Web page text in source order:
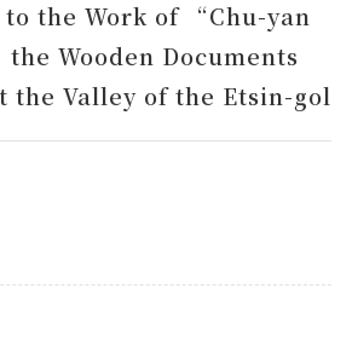
the Work of “Chu-yan
Wooden Documents
the Valley of the Etsin-gol